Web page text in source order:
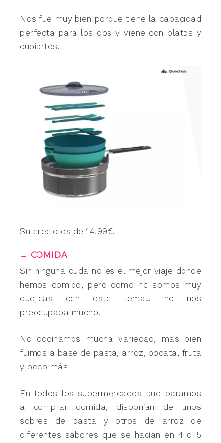
Nos fue muy bien porque tiene la capacidad
perfecta para los dos y viene con platos y
cubiertos.
Su precio es de 14,99€.
→ COMIDA
Sin ninguna duda no es el mejor viaje donde
hemos comido, pero como no somos muy
quejicas con este tema… no nos
preocupaba mucho.
No cocinamos mucha variedad, mas bien
fuimos a base de pasta, arroz, bocata, fruta
y poco más.
En todos los supermercados que paramos
a comprar comida, disponían de unos
sobres de pasta y otros de arroz de
diferentes sabores que se hacían en 4 o 5